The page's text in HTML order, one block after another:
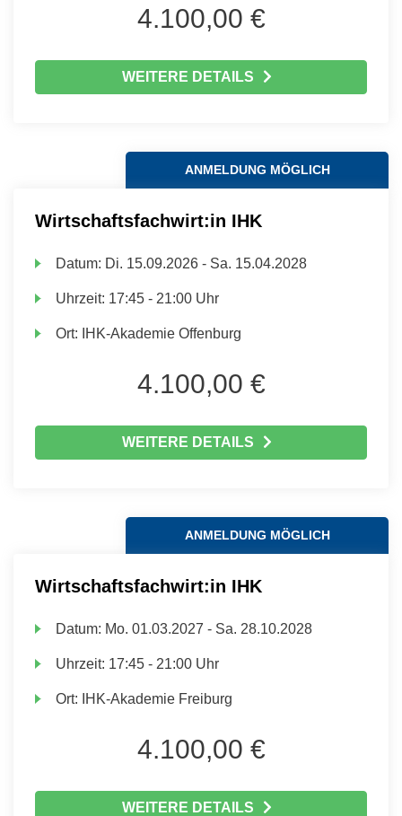
4.100,00 €
WEITERE DETAILS
ANMELDUNG MÖGLICH
Wirtschaftsfachwirt:in IHK
Datum: Di. 15.09.2026 - Sa. 15.04.2028
Uhrzeit: 17:45 - 21:00 Uhr
Ort: IHK-Akademie Offenburg
4.100,00 €
WEITERE DETAILS
ANMELDUNG MÖGLICH
Wirtschaftsfachwirt:in IHK
Datum: Mo. 01.03.2027 - Sa. 28.10.2028
Uhrzeit: 17:45 - 21:00 Uhr
Ort: IHK-Akademie Freiburg
4.100,00 €
WEITERE DETAILS